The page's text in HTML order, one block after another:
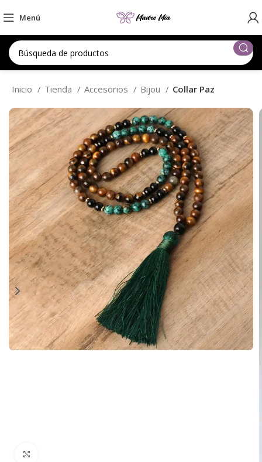
Menú
Inicio Tienda Accesorios Bijou Collar Paz